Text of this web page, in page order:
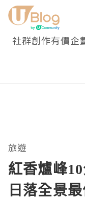
社群創作有價企
旅遊
紅香爐峰
日落全景